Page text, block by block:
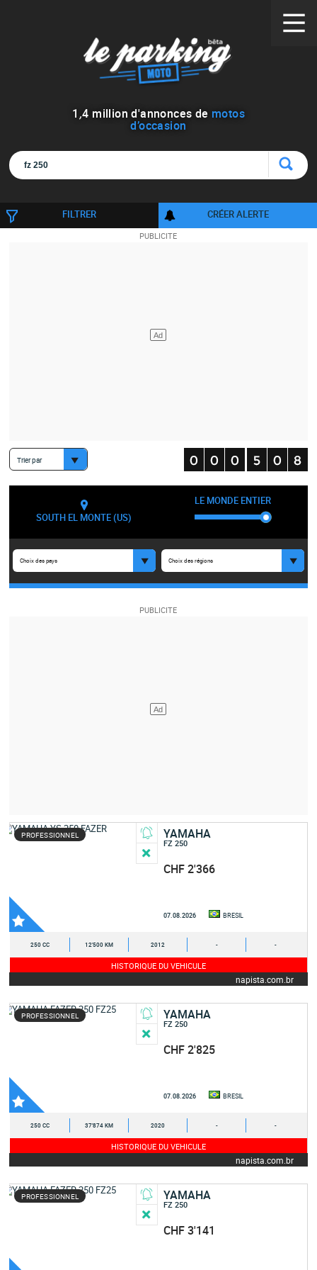
1 ,4 million d'annonces de motos
d’occasion
FILTRER CRÉER ALERTE
Trier par
SOUTH EL MONTE (US)
LE MONDE ENTIER
Choix des pays Choix des régions
PROFESSIONNEL YAMAHA
FZ 250
CHF 2'366
07.08.2026 BRESIL
250 CC 12'500 KM 2012 - -
HISTORIQUE DU VEHICULE
napista.com.br
PROFESSIONNEL YAMAHA
FZ 250
CHF 2'825
07.08.2026 BRESIL
250 CC 37'874 KM 2020 - -
HISTORIQUE DU VEHICULE
napista.com.br
PROFESSIONNEL YAMAHA
FZ 250
CHF 3'141